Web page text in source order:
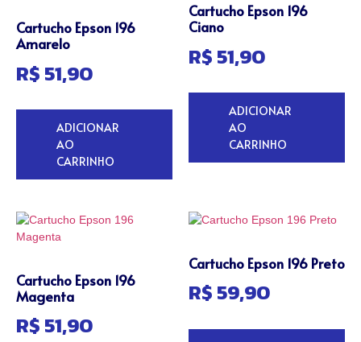
Cartucho Epson 196
Amarelo
R$51,90
ADICIONAR
AO
CARRINHO
Cartucho Epson 196
Ciano
R$51,90
ADICIONAR
AO
CARRINHO
Cartucho Epson 196
Magenta
R$51,90
Cartucho Epson 196 Preto
R$59,90